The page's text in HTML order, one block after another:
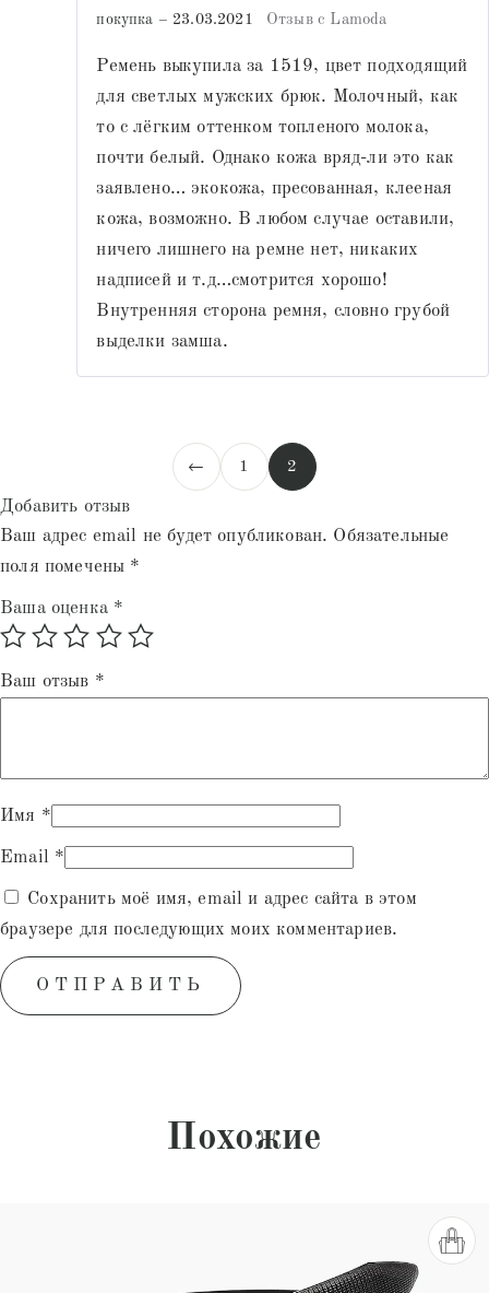
Оценка
3из 5
покупка – 23.03.2021 Отзыв с Lamoda
Ремень выкупила за 1519, цвет подходящий
для светлых мужских брюк. Молочный, как
то с лёгким оттенком топленого молока,
почти белый. Однако кожа вряд-ли это как
заявлено… экокожа, пресованная, клееная
кожа, возможно. В любом случае оставили,
ничего лишнего на ремне нет, никаких
надписей и т.д…смотрится хорошо!
Внутренняя сторона ремня, словно грубой
выделки замша.
← 1 2
Добавить отзыв
Ваш адрес email не будет опубликован. Обязательные
поля помечены *
Ваша оценка *
Ваш отзыв *
Имя *
Email *
Сохранить моё имя, email и адрес сайта в этом
браузере для последующих моих комментариев.
Похожие